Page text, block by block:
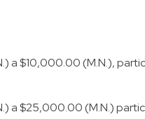
a $10,000.00 (M.N.),
a $25,000.00 (M.N.)